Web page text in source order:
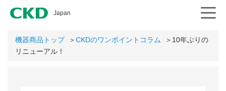
CKD
Japan
機器商品トップ ＞CKDのワンポイントコラム
＞10年ぶりの
リニューアル！